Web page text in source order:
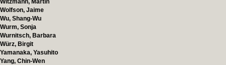
Witzmann, Martin
Wolfson, Jaime
Wu, Shang-Wu
Wurm, Sonja
Wurnitsch, Barbara
Würz, Birgit
Yamanaka, Yasuhito
Yang, Chin-Wen